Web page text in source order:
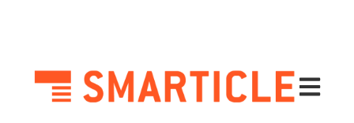
Åpne